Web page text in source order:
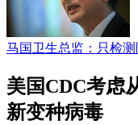
马国卫生总监：只检
美国CDC考虑
新变种病毒